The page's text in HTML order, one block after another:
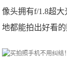
像头拥有f/1.8超
地都能拍出好看的